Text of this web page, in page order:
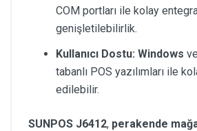
COM portları ile kolay
genişletilebilirlik.
Kullanıcı Dostu: Windows
tabanlı POS yazılımları ile
edilebilir.
SUNPOS J6412, perakende